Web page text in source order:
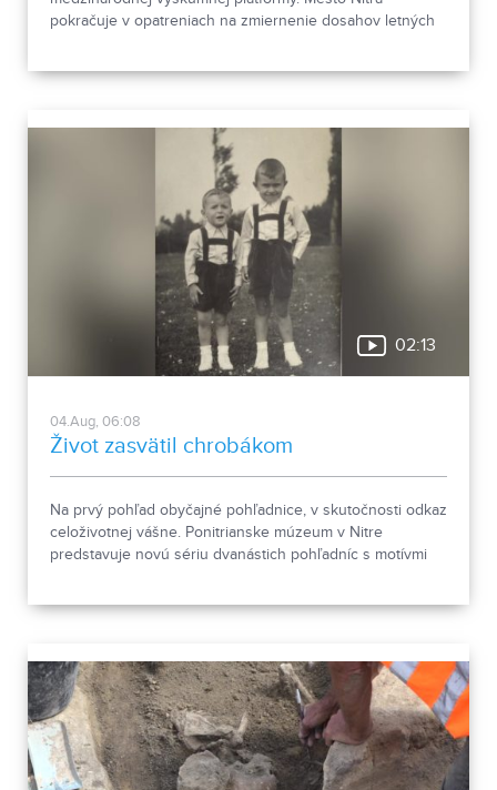
pokračuje v opatreniach na zmiernenie dosahov letných
02:13
04.Aug, 06:08
Život zasvätil chrobákom
Na prvý pohľad obyčajné pohľadnice, v skutočnosti odkaz
celoživotnej vášne. Ponitrianske múzeum v Nitre
predstavuje novú sériu dvanástich pohľadníc s motívmi
odchode.